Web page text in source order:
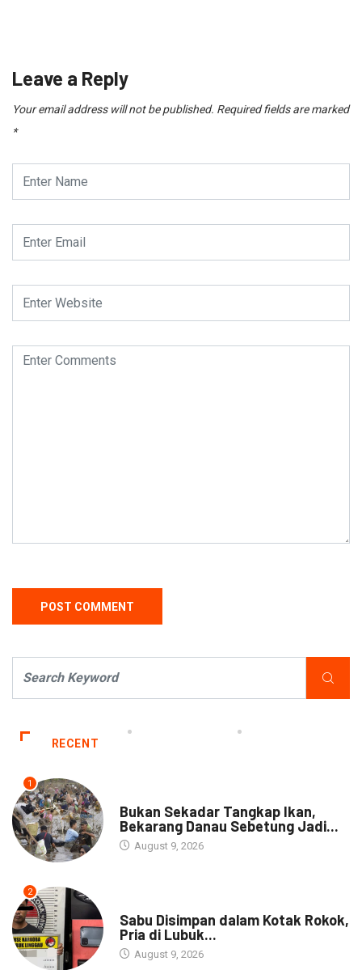
Leave a Reply
Your email address will not be published. Required fields are marked
*
RECENT
1
Bukan Sekadar Tangkap Ikan,
Bekarang Danau Sebetung Jadi...
August 9, 2026
2
Sabu Disimpan dalam Kotak Rokok,
Pria di Lubuk...
August 9, 2026